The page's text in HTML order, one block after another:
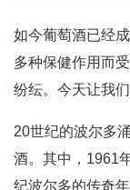
如今葡萄酒已经
多种保健作用而
纷纭。今天让我
20世纪的波尔多
酒。其中，1961
纪波尔多的传奇